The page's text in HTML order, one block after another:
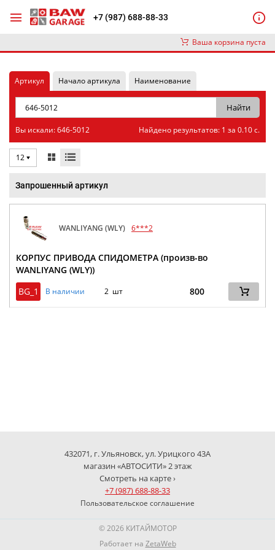
+7 (987) 688-88-33
Ваша корзина пуста
Артикул Начало артикула Наименование
Вы искали: 646-5012 Найдено результатов: 1 за 0.10 с.
12
Запрошенный артикул
WANLIYANG (WLY) 6***2
КОРПУС ПРИВОДА СПИДОМЕТРА (произв-во
WANLIYANG (WLY))
BG_1
В наличии 2 шт 800
432071, г. Ульяновск, ул. Урицкого 43А
магазин «АВТОСИТИ» 2 этаж
Смотреть на карте ›
+7 (987) 688-88-33
Пользовательское соглашение
© 2026 КИТАЙМОТОР
Работает на ZetaWeb